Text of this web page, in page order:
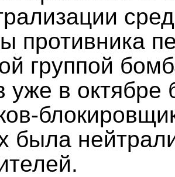
противника
группой
уже в
была